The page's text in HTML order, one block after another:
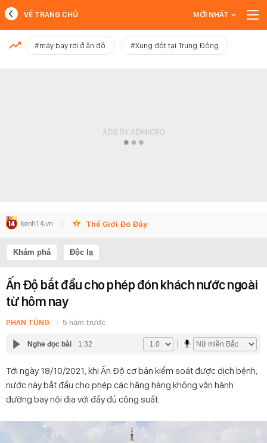
MỚI NHẤT
VỀ TRANG CHỦ MỚI NHẤT
#máy bay rơi ở ấn độ #Xung đột tại Trung Đông
Thế Giới Đó Đây
Khám phá Độc lạ
Ấn Độ bắt đầu cho phép đón khách nước ngoài
từ hôm nay
PHAN TÙNG 5 năm trước
Nghe đọc bài 1:32
Tới ngày 18/10/2021, khi Ấn Độ cơ bản kiểm soát được dịch bệnh,
nước này bắt đầu cho phép các hãng hàng không vận hành
đường bay nội địa với đầy đủ công suất.